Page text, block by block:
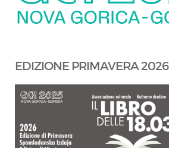
EDIZIONE PRIMAVERA 2026